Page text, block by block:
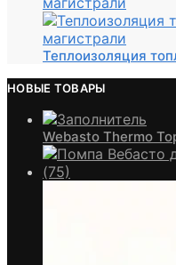
Теплоизоляция
НОВЫЕ ТОВАРЫ
Webasto Thermo